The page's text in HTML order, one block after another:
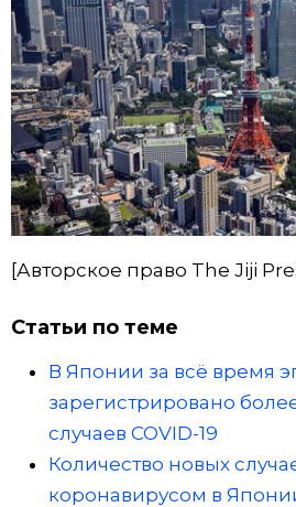
[Авторское право The Jiji
Статьи по теме
В Японии за всё время
зарегистрировано
случаев COVID-19
Количество новых
коронавирусом в